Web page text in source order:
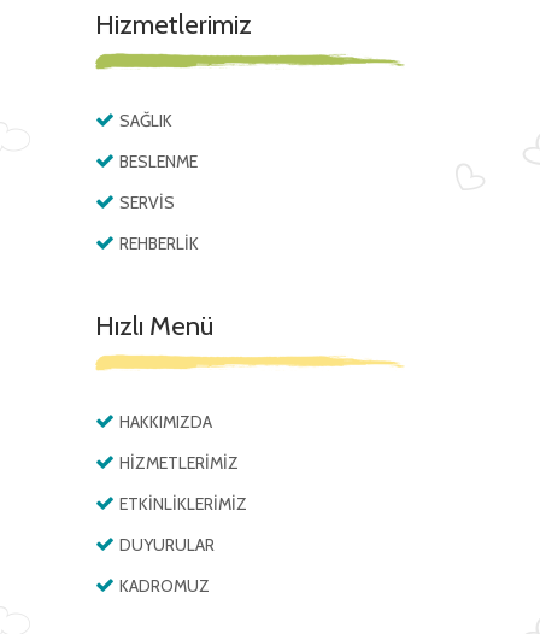
Hizmetlerimiz
SAĞLIK
BESLENME
SERVİS
REHBERLİK
Hızlı Menü
HAKKIMIZDA
HİZMETLERİMİZ
ETKİNLİKLERİMİZ
DUYURULAR
KADROMUZ